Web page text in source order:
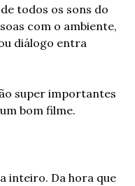
todos os sons do
com o ambiente,
diálogo entra
super importantes
bom filme.
inteiro. Da hora que